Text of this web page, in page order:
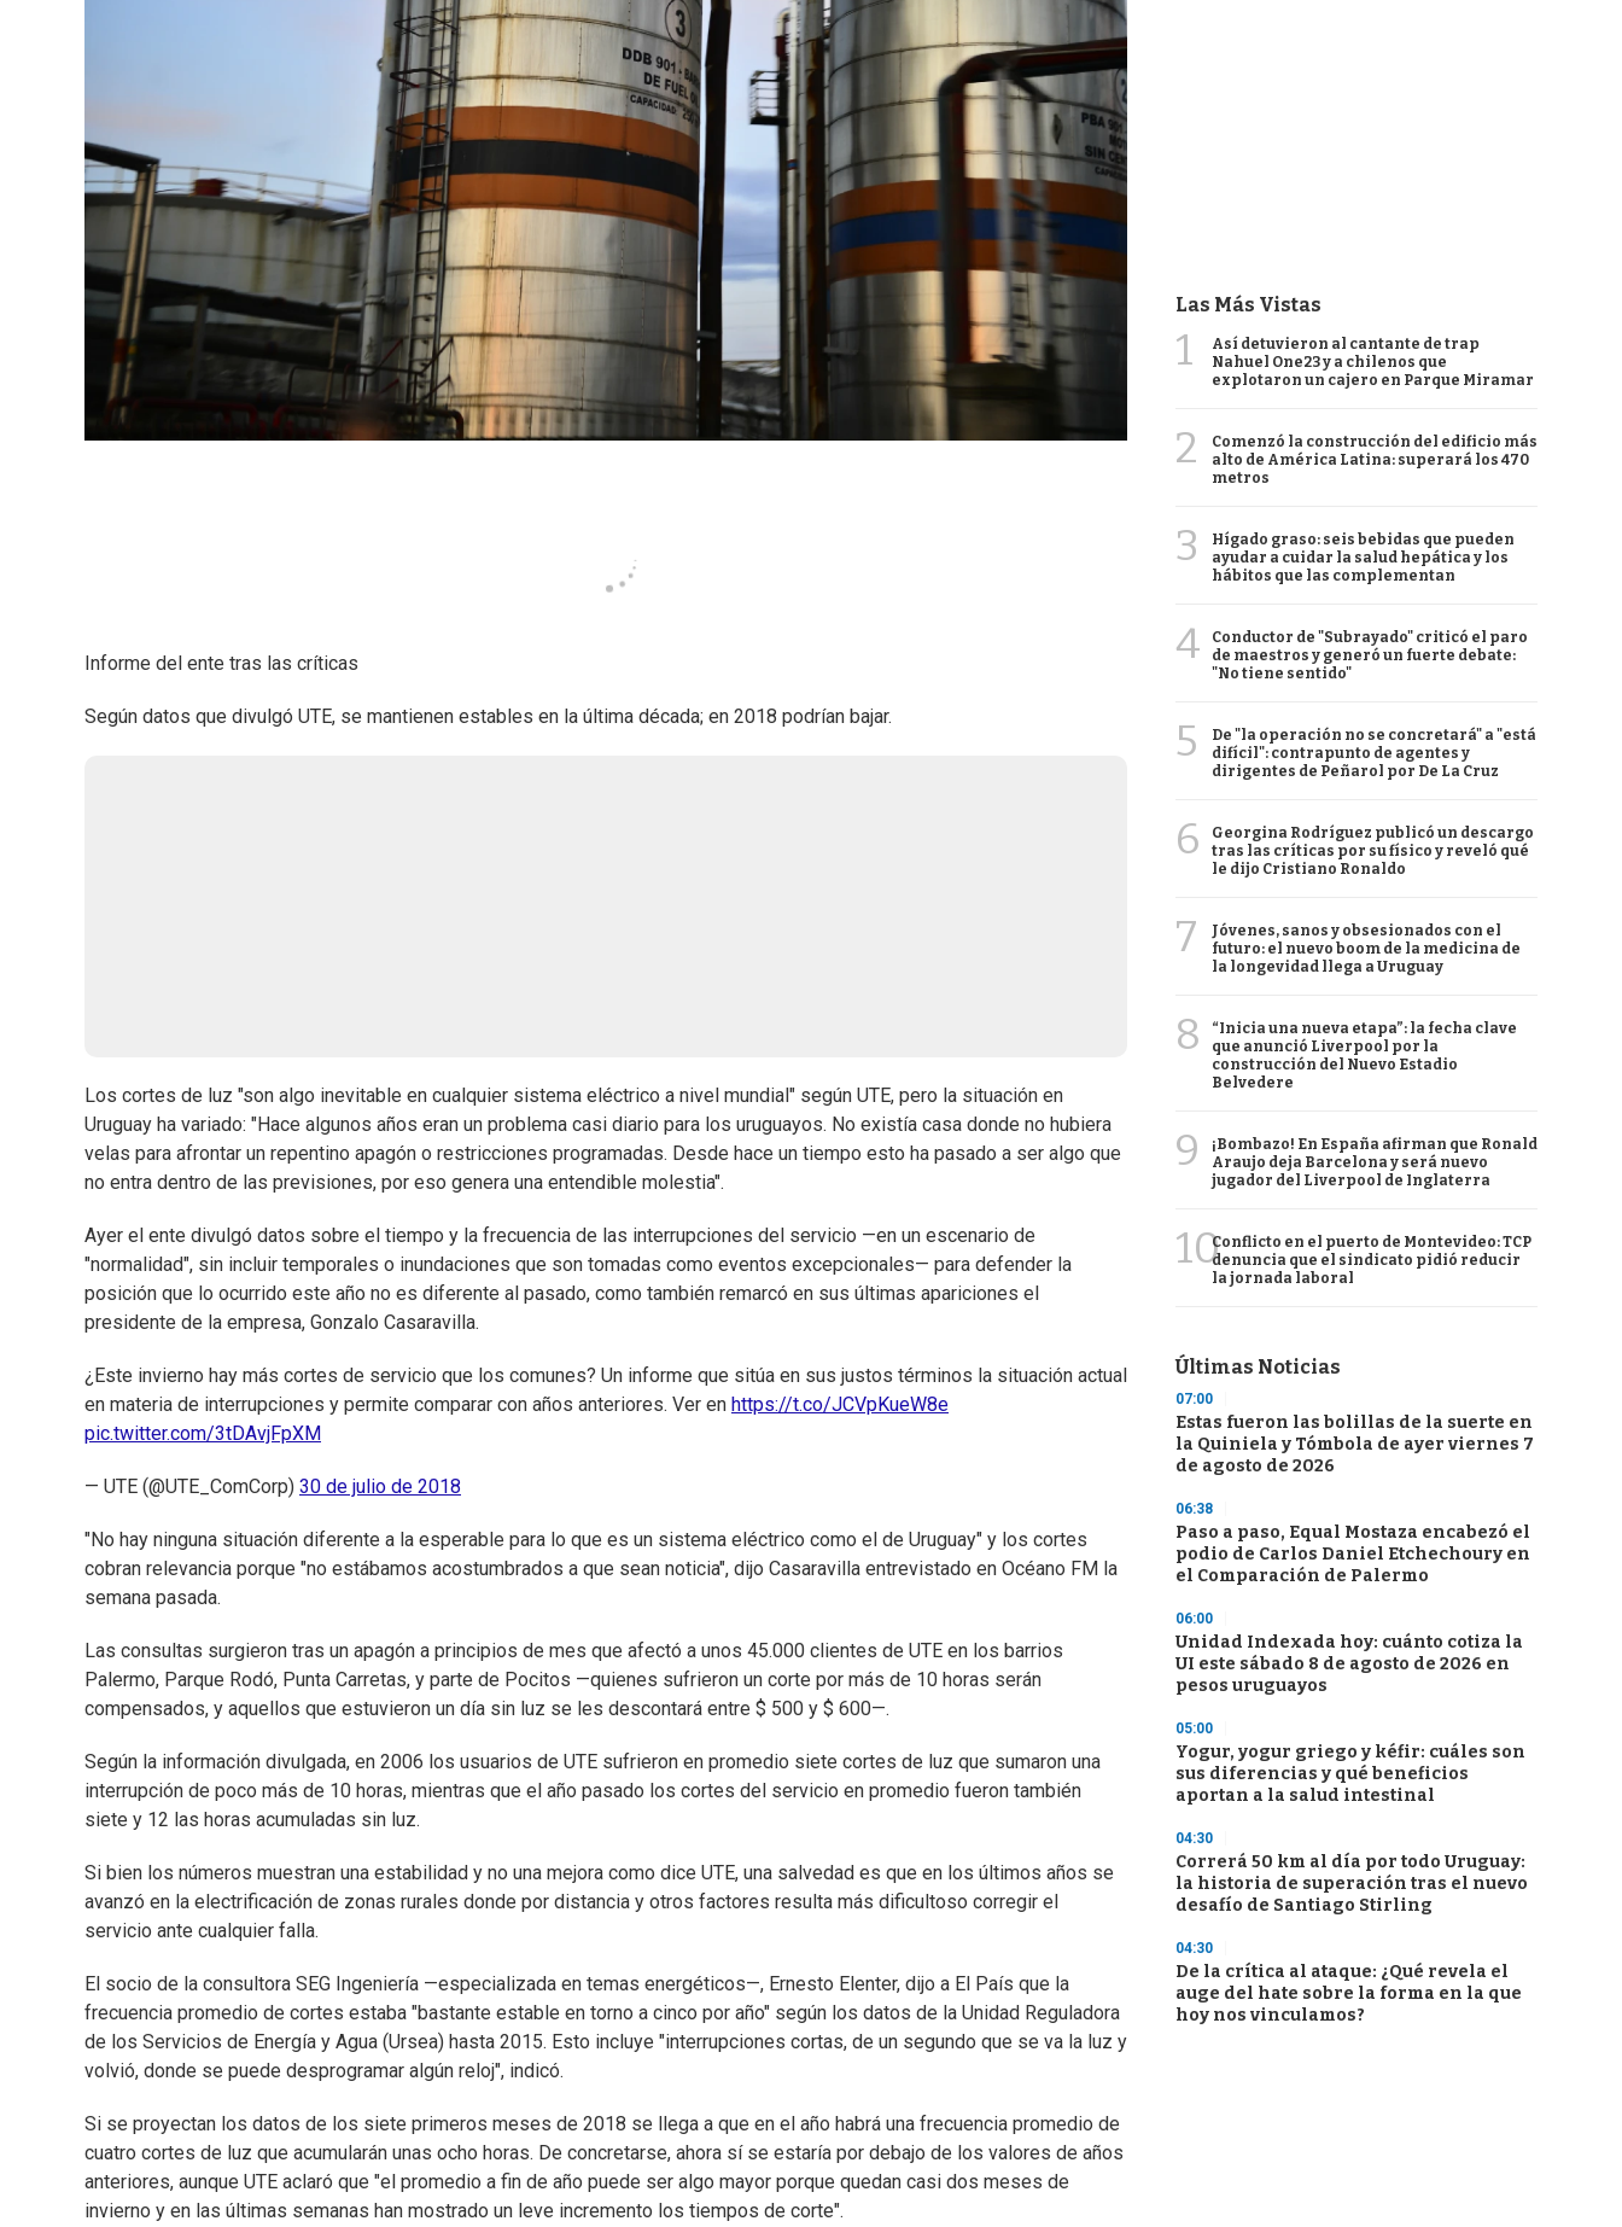
Informe del ente tras las críticas
Según datos que divulgó UTE, se mantienen estables en la última década; en 2018 podrían bajar.
Los cortes de luz "son algo inevitable en cualquier sistema eléctrico a nivel mundial" según UTE, pero la situación en
Uruguay ha variado: "Hace algunos años eran un problema casi diario para los uruguayos. No existía casa donde no hubiera
velas para afrontar un repentino apagón o restricciones programadas. Desde hace un tiempo esto ha pasado a ser algo que
no entra dentro de las previsiones, por eso genera una entendible molestia".
Ayer el ente divulgó datos sobre el tiempo y la frecuencia de las interrupciones del servicio —en un escenario de
"normalidad", sin incluir temporales o inundaciones que son tomadas como eventos excepcionales— para defender la
posición que lo ocurrido este año no es diferente al pasado, como también remarcó en sus últimas apariciones el
presidente de la empresa, Gonzalo Casaravilla.
¿Este invierno hay más cortes de servicio que los comunes? Un informe que sitúa en sus justos términos la situación actual
en materia de interrupciones y permite comparar con años anteriores. Ver en https://t.co/JCVpKueW8e
pic.twitter.com/3tDAvjFpXM
— UTE (@UTE_ComCorp) 30 de julio de 2018
"No hay ninguna situación diferente a la esperable para lo que es un sistema eléctrico como el de Uruguay" y los cortes
cobran relevancia porque "no estábamos acostumbrados a que sean noticia", dijo Casaravilla entrevistado en Océano FM la
semana pasada.
Las consultas surgieron tras un apagón a principios de mes que afectó a unos 45.000 clientes de UTE en los barrios
Palermo, Parque Rodó, Punta Carretas, y parte de Pocitos —quienes sufrieron un corte por más de 10 horas serán
compensados, y aquellos que estuvieron un día sin luz se les descontará entre $ 500 y $ 600—.
Según la información divulgada, en 2006 los usuarios de UTE sufrieron en promedio siete cortes de luz que sumaron una
interrupción de poco más de 10 horas, mientras que el año pasado los cortes del servicio en promedio fueron también
siete y 12 las horas acumuladas sin luz.
Si bien los números muestran una estabilidad y no una mejora como dice UTE, una salvedad es que en los últimos años se
avanzó en la electrificación de zonas rurales donde por distancia y otros factores resulta más dificultoso corregir el
servicio ante cualquier falla.
El socio de la consultora SEG Ingeniería —especializada en temas energéticos—, Ernesto Elenter, dijo a El País que la
frecuencia promedio de cortes estaba "bastante estable en torno a cinco por año" según los datos de la Unidad Reguladora
de los Servicios de Energía y Agua (Ursea) hasta 2015. Esto incluye "interrupciones cortas, de un segundo que se va la luz y
volvió, donde se puede desprogramar algún reloj", indicó.
Si se proyectan los datos de los siete primeros meses de 2018 se llega a que en el año habrá una frecuencia promedio de
cuatro cortes de luz que acumularán unas ocho horas. De concretarse, ahora sí se estaría por debajo de los valores de años
anteriores, aunque UTE aclaró que "el promedio a fin de año puede ser algo mayor porque quedan casi dos meses de
invierno y en las últimas semanas han mostrado un leve incremento los tiempos de corte".
Las Más Vistas
1
Así detuvieron al cantante de trap
Nahuel One23 y a chilenos que
explotaron un cajero en Parque Miramar
2
Comenzó la construcción del edificio más
alto de América Latina: superará los 470
metros
3
Hígado graso: seis bebidas que pueden
ayudar a cuidar la salud hepática y los
hábitos que las complementan
4
Conductor de "Subrayado" criticó el paro
de maestros y generó un fuerte debate:
"No tiene sentido"
5
De "la operación no se concretará" a "está
difícil": contrapunto de agentes y
dirigentes de Peñarol por De La Cruz
6
Georgina Rodríguez publicó un descargo
tras las críticas por su físico y reveló qué
le dijo Cristiano Ronaldo
7
Jóvenes, sanos y obsesionados con el
futuro: el nuevo boom de la medicina de
la longevidad llega a Uruguay
8
“Inicia una nueva etapa”: la fecha clave
que anunció Liverpool por la
construcción del Nuevo Estadio
Belvedere
9
¡Bombazo! En España afirman que Ronald
Araujo deja Barcelona y será nuevo
jugador del Liverpool de Inglaterra
10Conflicto en el puerto de Montevideo: TCP
denuncia que el sindicato pidió reducir
la jornada laboral
Últimas Noticias
07:00
Estas fueron las bolillas de la suerte en
la Quiniela y Tómbola de ayer viernes 7
de agosto de 2026
06:38
Paso a paso, Equal Mostaza encabezó el
podio de Carlos Daniel Etchechoury en
el Comparación de Palermo
06:00
Unidad Indexada hoy: cuánto cotiza la
UI este sábado 8 de agosto de 2026 en
pesos uruguayos
05:00
Yogur, yogur griego y kéfir: cuáles son
sus diferencias y qué beneficios
aportan a la salud intestinal
04:30
Correrá 50 km al día por todo Uruguay:
la historia de superación tras el nuevo
desafío de Santiago Stirling
04:30
De la crítica al ataque: ¿Qué revela el
auge del hate sobre la forma en la que
hoy nos vinculamos?